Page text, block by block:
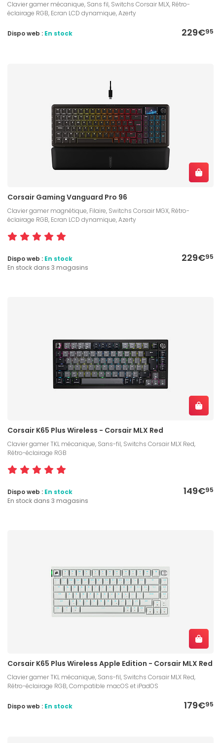
Clavier gamer mécanique, Sans fil, Switchs Corsair MLX, Rétro-
éclairage RGB, Ecran LCD dynamique, Azerty
229€95
Dispo web : En stock
Corsair Gaming Vanguard Pro 96
Clavier gamer magnétique, Filaire, Switchs Corsair MGX, Rétro-
éclairage RGB, Ecran LCD dynamique, Azerty
229€95
Dispo web : En stock
En stock dans 3 magasins
Corsair K65 Plus Wireless - Corsair MLX Red
Clavier gamer TKL mécanique, Sans-fil, Switchs Corsair MLX Red,
Rétro-éclairage RGB
149€95
Dispo web : En stock
En stock dans 3 magasins
Corsair K65 Plus Wireless Apple Edition - Corsair MLX Red
Clavier gamer TKL mécanique, Sans-fil, Switchs Corsair MLX Red,
Rétro-éclairage RGB, Compatible macOS et iPadOS
179€95
Dispo web : En stock